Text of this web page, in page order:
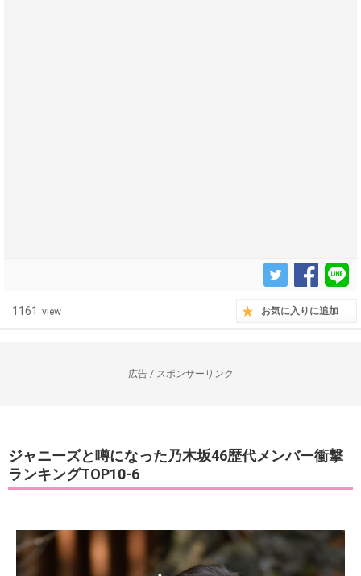
------------------------------------------------------------------
1161 view お気に入りに追加
広告 / スポンサーリンク
ジャニーズと噂になった乃木坂46歴代メンバー衝撃
ランキングTOP10-6